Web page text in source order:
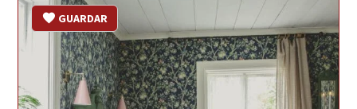
GUARDAR